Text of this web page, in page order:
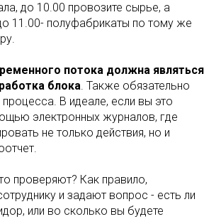
до 10.00 провозите сырье, а
11.00- полуфабрикаты по тому же
потока должна являться
блока. Также обязательно
В идеале, если вы это
электронных журналов, где
не только действия, но и
проверяют? Как правило,
и задают вопрос - есть ли
или во сколько вы будете